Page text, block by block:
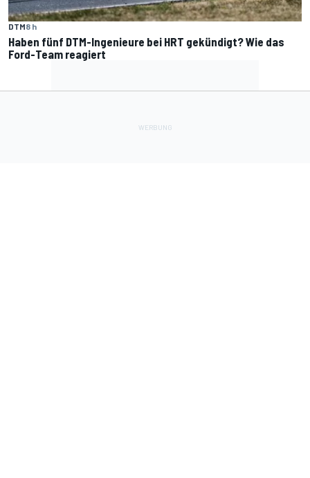
DTM8 h
Haben fünf DTM-Ingenieure bei HRT gekündigt? Wie das
Ford-Team reagiert